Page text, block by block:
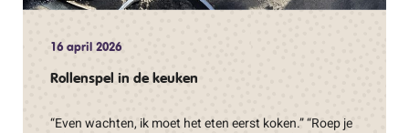
16 april 2026
Rollenspel in de keuken
“Even wachten, ik moet het eten eerst koken.” “Roep je